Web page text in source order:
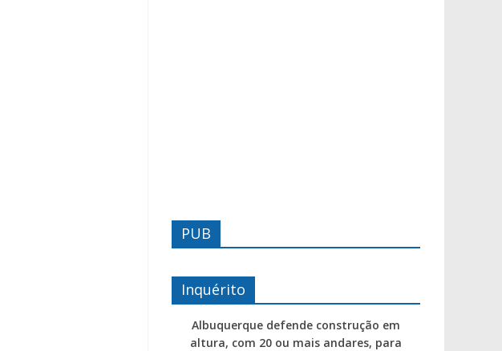
PUB
Inquérito
Albuquerque defende construção em
altura, com 20 ou mais andares, para